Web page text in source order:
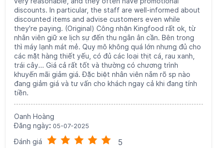
discounts. In particular, the staff are well-informed about
discounted items and advise customers even while
they're paying. (Original) Công nhận Kingfood rất ok, từ
nhân viên giữ xe lịch sự đến thu ngân ân cần. Bên trong
thì máy lạnh mát mẻ. Quy mô không quá lớn nhưng đủ cho
các mặt hàng thiết yếu, có đủ các loại thịt cá, rau xanh,
trái cây... Giá cả rất tốt và thường có chương trình
khuyến mãi giảm giá. Đặc biệt nhân viên nắm rõ sp nào
đang giảm giá và tư vấn cho khách ngay cả khi đang tính
tiền.
Oanh Hoàng
Đăng ngày: 05-07-2025
Đánh giá 5